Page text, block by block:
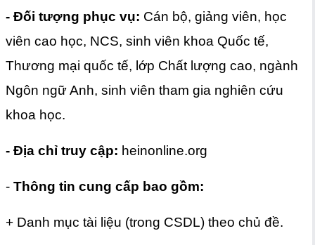
- Đối tượng phục vụ: Cán bộ, giảng viên, học
viên cao học, NCS, sinh viên khoa Quốc tế,
Thương mại quốc tế, lớp Chất lượng cao, ngành
Ngôn ngữ Anh, sinh viên tham gia nghiên cứu
khoa học.
- Địa chỉ truy cập: heinonline.org
- Thông tin cung cấp bao gồm:
+ Danh mục tài liệu (trong CSDL) theo chủ đề.